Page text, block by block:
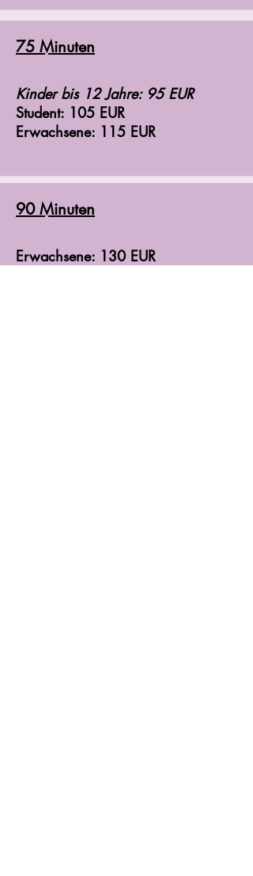
75 Minuten
Kinder bis 12 Jahre: 95 EUR
Student: 105 EUR
Erwachsene: 115 EUR
90 Minuten
Erwachsene: 130 EUR